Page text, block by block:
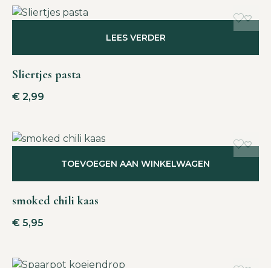
Sliertjes pasta
€ 2,99
LEES VERDER
smoked chili kaas
€ 5,95
TOEVOEGEN AAN WINKELWAGEN